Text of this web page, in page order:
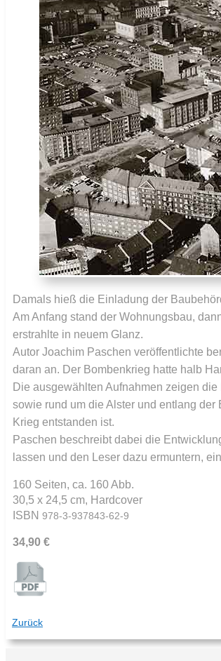
Damals hieß die Einladung der
Am Anfang stand der Wohnungsbau,
erstrahlte in neuem Glanz.
Autor Joachim Paschen veröffentlichte
daran an. Der Bombenkrieg hatte halb
Die ausgewählten Aufnahmen zeigen
sowie rund um die Alster und entlang
Krieg entstanden ist.
Paschen beschreibt dabei die
lassen und den Leser dazu ermuntern,
160 Seiten, ca. 160 Abb.
30,5 x 24,5 cm, Hardcover
ISBN 978-3-937843-62-9
34,90 €
Zurück